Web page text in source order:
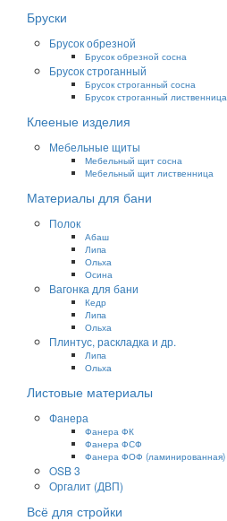
Бруски
Брусок обрезной
Брусок обрезной сосна
Брусок строганный
Брусок строганный сосна
Брусок строганный лиственница
Клееные изделия
Мебельные щиты
Мебельный щит сосна
Мебельный щит лиственница
Материалы для бани
Полок
Абаш
Липа
Ольха
Осина
Вагонка для бани
Кедр
Липа
Ольха
Плинтус, раскладка и др.
Липа
Ольха
Листовые материалы
Фанера
Фанера ФК
Фанера ФСФ
Фанера ФОФ (ламинированная)
OSB 3
Оргалит (ДВП)
Всё для стройки